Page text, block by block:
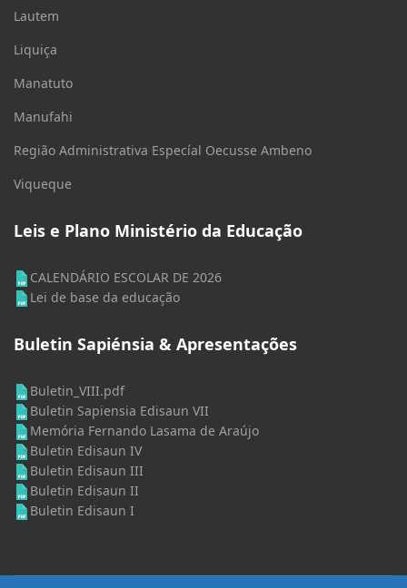
Lautem
Liquiça
Manatuto
Manufahi
Região Administrativa Especíal Oecusse Ambeno
Viqueque
Leis e Plano Ministério da Educação
CALENDÁRIO ESCOLAR DE 2026
Lei de base da educação
Buletin Sapiénsia & Apresentações
Buletin_VIII.pdf
Buletin Sapiensia Edisaun VII
Memória Fernando Lasama de Araújo
Buletin Edisaun IV
Buletin Edisaun III
Buletin Edisaun II
Buletin Edisaun I